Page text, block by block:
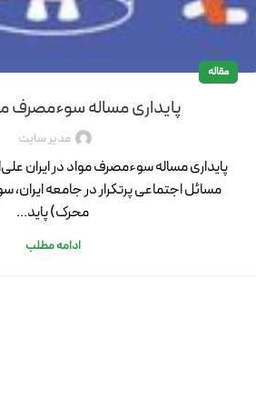
مقاله
پایداری مساله سوء‌مصرف
مدیر سایت
پایداری مساله سوء‌مصرف مواد در ایران
مسائل اجتماعی پرتکرار در جامعه
محرک) پاید...
ادامه مطلب